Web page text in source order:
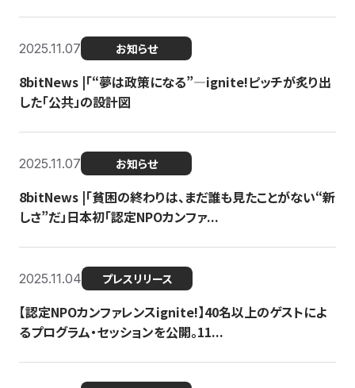
2025.11.07 お知らせ
8bitNews |「“夢は政策になる”—ignite!ピッチが炙り出
した「公共」の設計図
2025.11.07 お知らせ
8bitNews |「貧困の終わりは、まだ誰も見たことがない“新
しさ”だ」日本初「認定NPOカンファ...
2025.11.04 プレスリリース
【認定NPOカンファレンスignite!】40名以上のゲストによ
るプログラム・セッションを公開。11...